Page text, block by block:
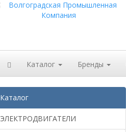
Каталог Бренды
Каталог
ЭЛЕКТРОДВИГАТЕЛИ